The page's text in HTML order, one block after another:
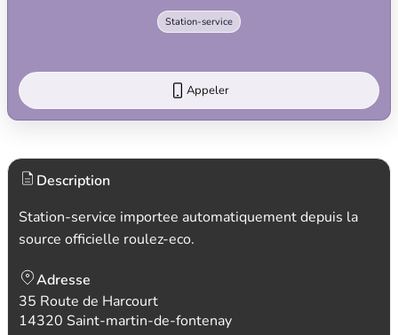
Station-service
Appeler
Description
Station-service importee automatiquement depuis la
source officielle roulez-eco.
Adresse
35 Route de Harcourt
14320 Saint-martin-de-fontenay